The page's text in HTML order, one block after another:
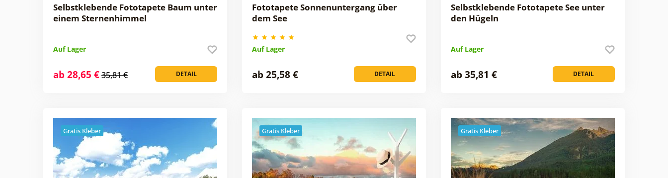
Selbstklebende Fototapete Baum unter
einem Sternenhimmel
Auf Lager
DETAIL
ab 28,65 €35,81 €
Fototapete Sonnenuntergang über
dem See
Auf Lager
DETAIL
ab 25,58 €
Selbstklebende Fototapete See unter
den Hügeln
Auf Lager
DETAIL
ab 35,81 €
Gratis Kleber Gratis Kleber Gratis Kleber